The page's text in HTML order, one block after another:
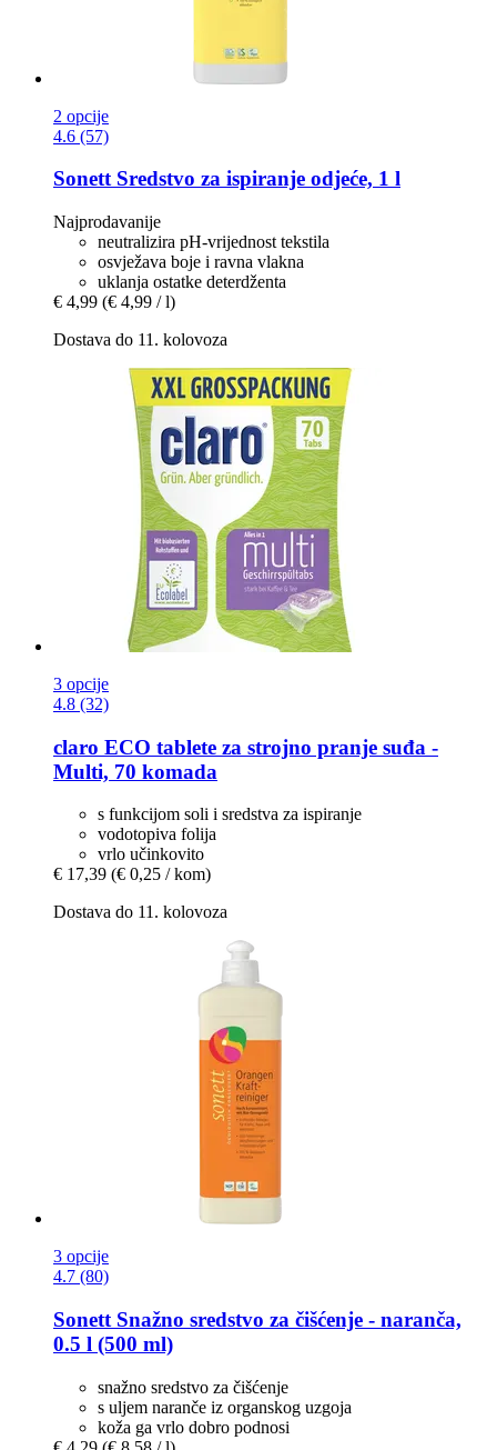
2 opcije
4.6 (57)
SonettSredstvo za ispiranje odjeće, 1 l
Najprodavanije
neutralizira pH-vrijednost tekstila
osvježava boje i ravna vlakna
uklanja ostatke deterdženta
€ 4,99 (€ 4,99 / l)
Dostava do 11. kolovoza
3 opcije
4.8 (32)
claro ECO tablete za strojno pranje suđa -​
Multi, 70 komada
s funkcijom soli i sredstva za ispiranje
vodotopiva folija
vrlo učinkovito
€ 17,39 (€ 0,25 / kom)
Dostava do 11. kolovoza
3 opcije
4.7 (80)
Sonett Snažno sredstvo za čišćenje -​ naranča,
0.5 l (500 ml)
snažno sredstvo za čišćenje
s uljem naranče iz organskog uzgoja
koža ga vrlo dobro podnosi